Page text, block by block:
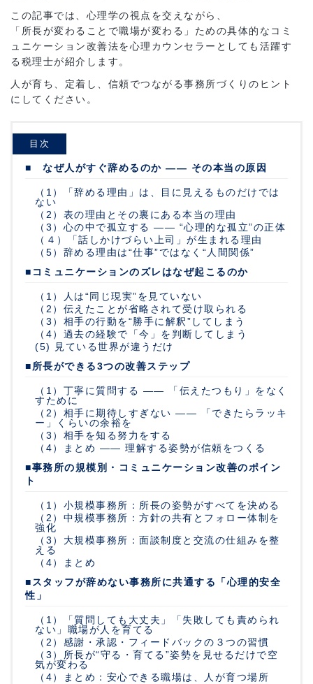
この記事では、心理学の視点を交えながら、
「所長が変わることで職場が変わる」ための具体的なコミ
ュニケーション改善法を心理カウンセラーとしても活躍す
る税理士が紹介します。
人が育ち、定着し、信頼でつながる事務所づくりのヒント
にしてください。
目次
■ なぜ人がすぐ辞めるのか ―― その本当の原因
（1）「辞める理由」は、目に見えるものだけでは
ない
（2）表の理由とその裏にある本当の理由
（3）心の中で孤立する ―― “心理的な孤立”の正体
（４）「話しかけづらい上司」が生まれる理由
（5）辞める理由は“仕事”ではなく“人間関係”
■コミュニケーションのズレはなぜ起こるのか
（1）人は“同じ現実”を見ていない
（2）伝えたことが省略されて受け取られる
（3）相手の行動を“勝手に解釈”してしまう
（4）過去の経験で「今」を判断してしまう
(5) 見ている世界が違うだけ
■所長ができる3つの改善ステップ
（1）丁寧に質問する ―― 「伝えたつもり」をなく
すために
（2）相手に期待しすぎない ―― 「できたらラッキ
ー」くらいの余裕を
（3）相手を知る努力をする
（4）まとめ ―― 理解する姿勢が信頼をつくる
■事務所の規模別・コミュニケーション改善のポイン
ト
（1）小規模事務所：所長の姿勢がすべてを決める
（2）中規模事務所：方針の共有とフォロー体制を
強化
（3）大規模事務所：面談制度と交流の仕組みを整
える
（4）まとめ
■スタッフが辞めない事務所に共通する「心理的安全
性」
（1）「質問しても大丈夫」「失敗しても責められ
ない」職場が人を育てる
（2）感謝・承認・フィードバックの３つの習慣
（3）所長が“守る・育てる”姿勢を見せるだけで空
気が変わる
（4）まとめ：安心できる職場は、人が育つ場所